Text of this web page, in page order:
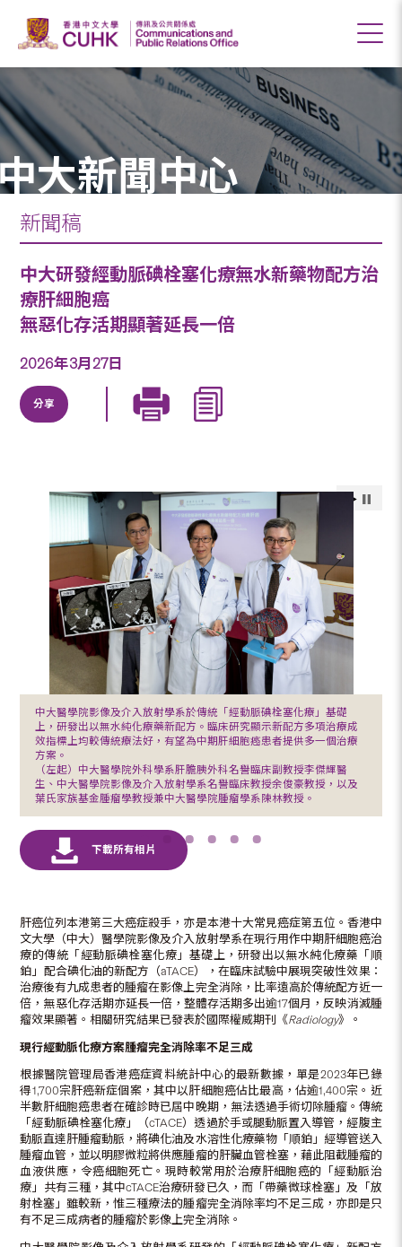
大新聞中心
新聞稿
中大研發經動脈碘栓塞化療無水新藥物配方治
療肝細胞癌
無惡化存活期顯著延長一倍
2026年3月27日
分享
中大醫學院影像及介入放射學系於傳統「經動脈碘栓塞化療」基礎
上，研發出以無水純化療藥新配方。臨床研究顯示新配方多項治療成
效指標上均較傳統療法好，有望為中期肝細胞癌患者提供多一個治療
方案。
（左起）中大醫學院外科學系肝膽胰外科名譽臨床副教授李傑輝醫
生、中大醫學院影像及介入放射學系名譽臨床教授余俊豪教授，以及
葉氏家族基金腫瘤學教授兼中大醫學院腫瘤學系陳林教授。
肝癌位列本港第三大癌症殺手，亦是本港十大常見癌症第五位。香港中
文大學（中大）醫學院影像及介入放射學系在現行用作中期肝細胞癌治
療的傳統「經動脈碘栓塞化療」基礎上，研發出以無水純化療藥「順
鉑」配合碘化油的新配方（aTACE），在臨床試驗中展現突破性效果：
治療後有九成患者的腫瘤在影像上完全消除，比率遠高於傳統配方近一
倍，無惡化存活期亦延長一倍，整體存活期多出逾17個月，反映消滅腫
瘤效果顯著。相關研究結果已發表於國際權威期刊《Radiology》。
現行經動脈化療方案腫瘤完全消除率不足三成
根據醫院管理局香港癌症資料統計中心的最新數據，單是2023年已錄
得1,700宗肝癌新症個案，其中以肝細胞癌佔比最高，佔逾1,400宗。近
半數肝細胞癌患者在確診時已屆中晚期，無法透過手術切除腫瘤。傳統
「經動脈碘栓塞化療」（cTACE）透過於手或腿動脈置入導管，經腹主
動脈直達肝腫瘤動脈，將碘化油及水溶性化療藥物「順鉑」經導管送入
腫瘤血管，並以明膠微粒將供應腫瘤的肝臟血管栓塞，藉此阻截腫瘤的
血液供應，令癌細胞死亡。現時較常用於治療肝細胞癌的「經動脈治
療」共有三種，其中cTACE治療研發已久，而「帶藥微球栓塞」及「放
射栓塞」雖較新，惟三種療法的腫瘤完全消除率均不足三成，亦即是只
有不足三成病者的腫瘤於影像上完全消除。